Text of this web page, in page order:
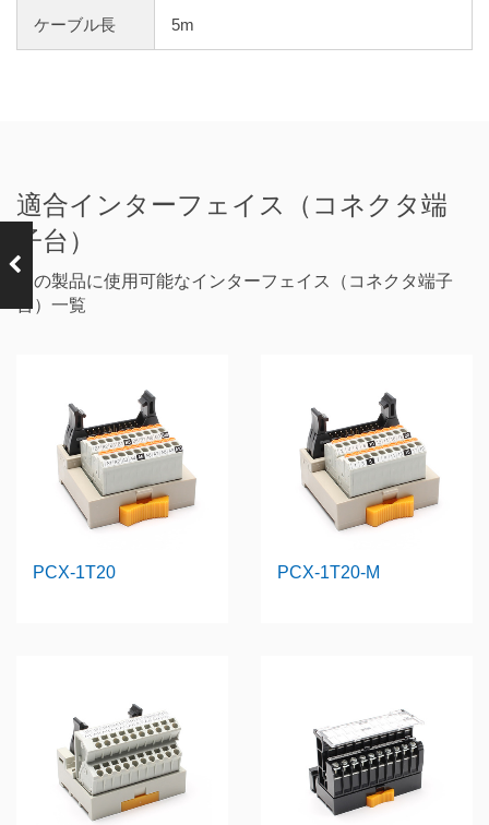
ケーブル長 5m
適合インターフェイス（コネクタ端
子台）
この製品に使用可能なインターフェイス（コネクタ端子
台）一覧
PCX-1T20 PCX-1T20-M
前の製品
KBS-1H20-5
MB